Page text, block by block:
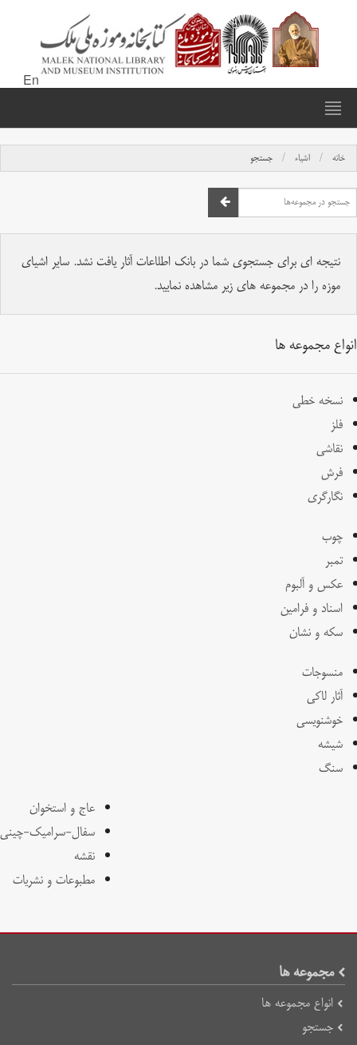
En
خانه اشیاء جستجو
نتیجه ای برای جستجوی شما در بانک اطلاعات آثار یافت نشد. سایر اشیای
موزه را در مجموعه های زیر مشاهده نمایید.
انواع مجموعه ها
نسخه خطی
فلز
نقاشی
فرش
نگارگری
چوب
تمبر
عکس و آلبوم
اسناد و فرامین
سکه و نشان
منسوجات
آثار لاکی
خوشنویسی
شیشه
سنگ
عاج و استخوان
سفال-سرامیک-چینی
نقشه
مطبوعات و نشریات
مجموعه ها
انواع مجموعه ها
جستجو